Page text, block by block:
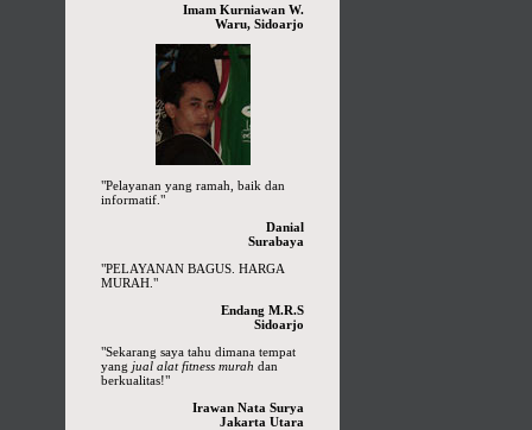
Imam Kurniawan W.
Waru, Sidoarjo
"Pelayanan yang ramah, baik dan
informatif."
Danial
Surabaya
"PELAYANAN BAGUS. HARGA
MURAH."
Endang M.R.S
Sidoarjo
"Sekarang saya tahu dimana tempat
yang jual alat fitness murah dan
berkualitas!"
Irawan Nata Surya
Jakarta Utara